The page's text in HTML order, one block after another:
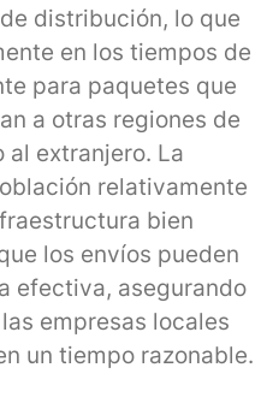
distribución, lo que
en los tiempos de
para paquetes que
a otras regiones de
al extranjero. La
relativamente
bien
los envíos pueden
efectiva, asegurando
empresas locales
un tiempo razonable.